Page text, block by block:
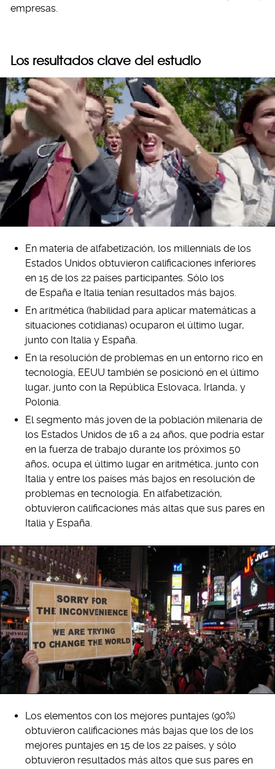
empresas.
Los resultados clave del estudio
En materia de alfabetización, los millennials de los
Estados Unidos obtuvieron calificaciones inferiores
en 15 de los 22 países participantes. Sólo los
de España e Italia tenían resultados más bajos.
En aritmética (habilidad para aplicar matemáticas a
situaciones cotidianas) ocuparon el último lugar,
junto con Italia y España.
En la resolución de problemas en un entorno rico en
tecnología, EEUU también se posicionó en el último
lugar, junto con la República Eslovaca, Irlanda, y
Polonia.
El segmento más joven de la población milenaria de
los Estados Unidos de 16 a 24 años, que podría estar
en la fuerza de trabajo durante los próximos 50
años, ocupa el último lugar en aritmética, junto con
Italia y entre los países más bajos en resolución de
problemas en tecnología. En alfabetización,
obtuvieron calificaciones más altas que sus pares en
Italia y España.
Los elementos con los mejores puntajes (90%)
obtuvieron calificaciones más bajas que los de los
mejores puntajes en 15 de los 22 países, y sólo
obtuvieron resultados más altos que sus pares en